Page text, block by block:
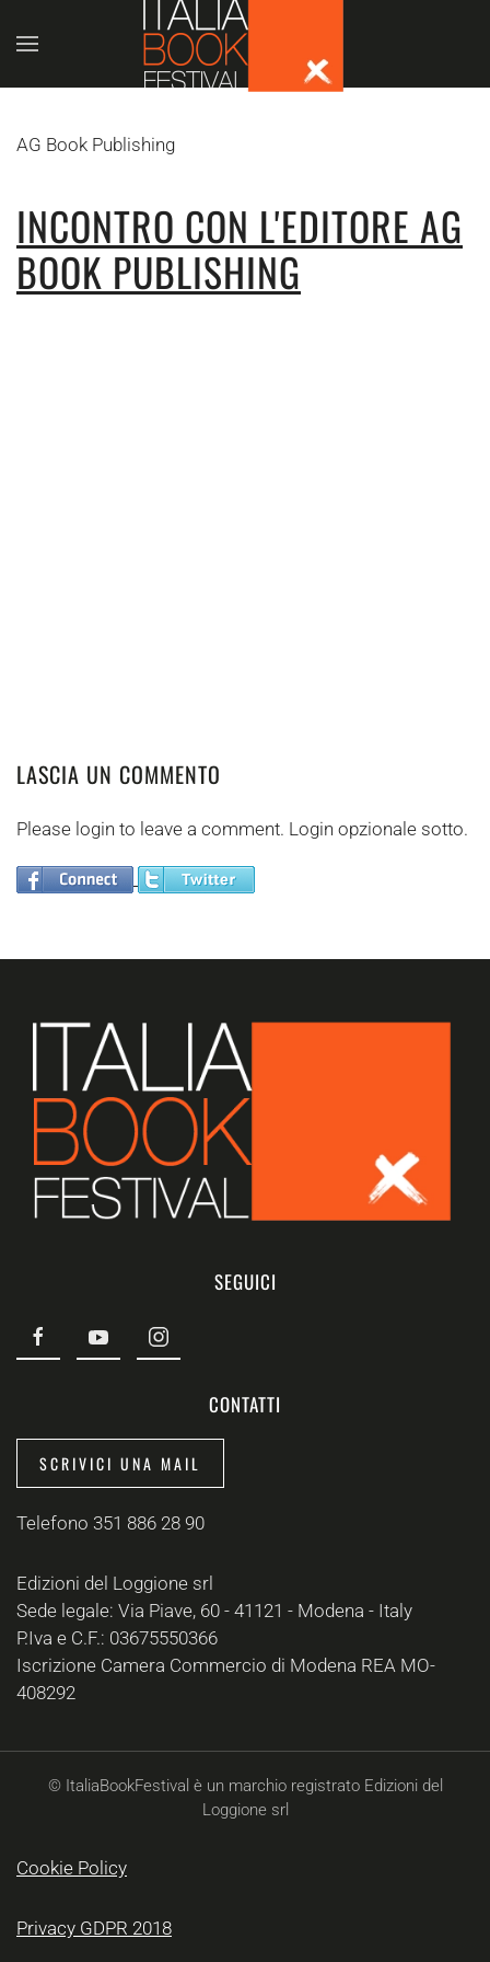
Skip to main content
AG Book Publishing
INCONTRO CON L'EDITORE AG
BOOK PUBLISHING
LASCIA UN COMMENTO
Please login to leave a comment. Login opzionale sotto.
SEGUICI
CONTATTI
SCRIVICI UNA MAIL
Telefono 351 886 28 90
Edizioni del Loggione srl
Sede legale: Via Piave, 60 - 41121 - Modena - Italy
P.Iva e C.F.: 03675550366
Iscrizione Camera Commercio di Modena REA MO-
408292
© ItaliaBookFestival è un marchio registrato Edizioni del
Loggione srl
Cookie Policy
Privacy GDPR 2018